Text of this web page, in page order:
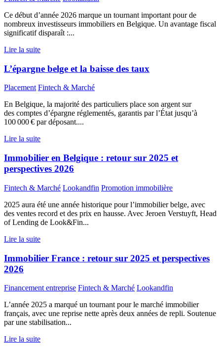
Ce début d’année 2026 marque un tournant important pour de
nombreux investisseurs immobiliers en Belgique. Un avantage fiscal
significatif disparaît :...
Lire la suite
L’épargne belge et la baisse des taux
Placement Fintech & Marché
En Belgique, la majorité des particuliers place son argent sur
des comptes d’épargne réglementés, garantis par l’État jusqu’à
100 000 € par déposant....
Lire la suite
Immobilier en Belgique : retour sur 2025 et
perspectives 2026
Fintech & Marché Lookandfin Promotion immobilière
2025 aura été une année historique pour l’immobilier belge, avec
des ventes record et des prix en hausse. Avec Jeroen Verstuyft, Head
of Lending de Look&Fin...
Lire la suite
Immobilier France : retour sur 2025 et perspectives
2026
Financement entreprise Fintech & Marché Lookandfin
L’année 2025 a marqué un tournant pour le marché immobilier
français, avec une reprise nette après deux années de repli. Soutenue
par une stabilisation...
Lire la suite